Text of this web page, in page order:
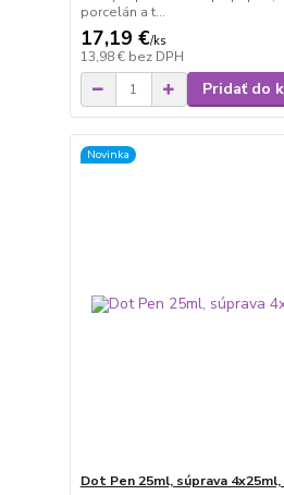
porcelán a t...
17,19 €/ks
13,98 € bez DPH
Pridať do
Novinka
Dot Pen 25ml, súprava 4x25ml,